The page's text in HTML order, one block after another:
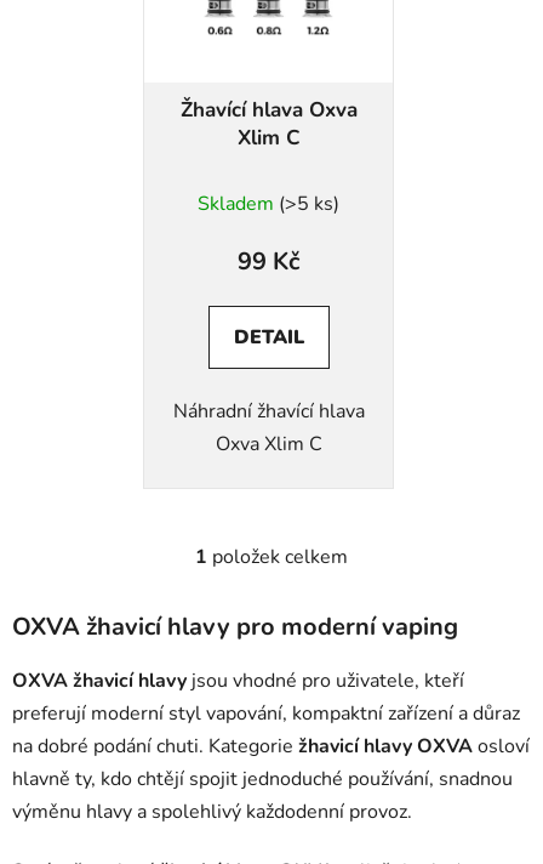
Žhavící hlava Oxva
Xlim C
Skladem (>5 ks)
99 Kč
DETAIL
Náhradní žhavící hlava
Oxva Xlim C
O
l
d
a
c
í
p
r
1 položek celkem
OXVA žhavicí hlavy pro moderní vaping
OXVA žhavicí hlavy jsou vhodné pro uživatele, kteří
preferují moderní styl vapování, kompaktní zařízení a důraz
na dobré podání chuti. Kategorie žhavicí hlavy OXVAosloví
hlavně ty, kdo chtějí spojit jednoduché používání, snadnou
výměnu hlavy a spolehlivý každodenní provoz.